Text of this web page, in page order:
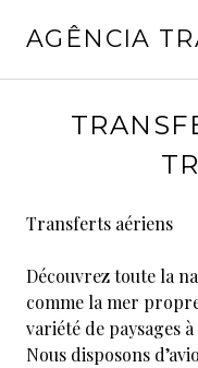
paraAGÊNCIA
Transferts aériens
Découvrez toute la
comme la mer
variété de paysages
Nous disposons